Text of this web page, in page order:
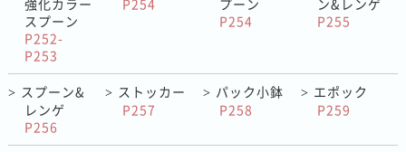
スプーン
P252-
P253
P254
P255
> スプーン&
レンゲ
P256
> ストッカー
P257
> パック小鉢
P258
> エポック
P259